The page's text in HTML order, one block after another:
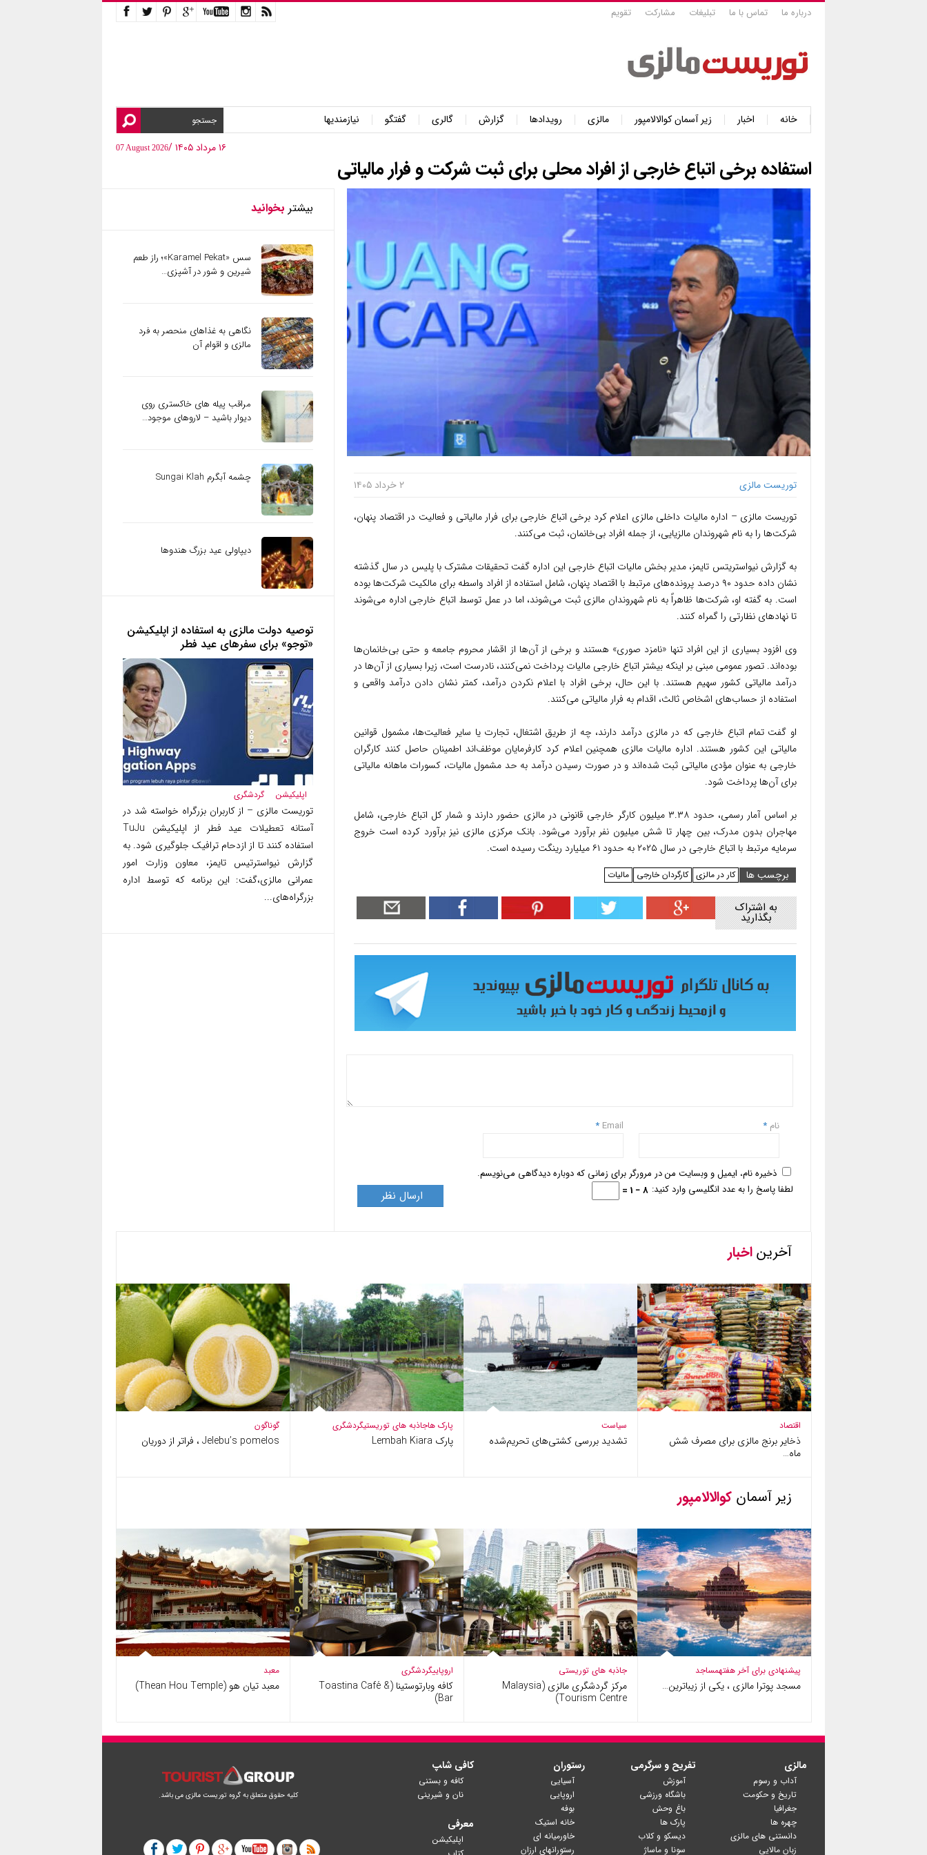
درباره ما تماس با ما تبلیغات مشارکت تقویم
خانه اخبار زیر آسمان کوالالامپور مالزی رویدادها گزارش گالری گفتگو
نیازمندیها
۱۶ مرداد ۱۴۰۵ /
07 August 2026
استفاده برخی اتباع خارجی از افراد محلی برای ثبت شرکت و فرار مالیاتی
توریست مالزی ۲ خرداد ۱۴۰۵
توریست مالزی – اداره مالیات داخلی مالزی اعلام کرد برخی اتباع خارجی برای فرار مالیاتی و فعالیت در اقتصاد پنهان،
شرکت‌ها را به نام شهروندان مالزیایی، از جمله افراد بی‌خانمان، ثبت می‌کنند.
به گزارش نیواستریتس تایمز، مدیر بخش مالیات اتباع خارجی این اداره گفت تحقیقات مشترک با پلیس در سال گذشته
نشان داده حدود ۹۰ درصد پرونده‌های مرتبط با اقتصاد پنهان، شامل استفاده از افراد واسطه برای مالکیت شرکت‌ها بوده
است. به گفته او، شرکت‌ها ظاهراً به نام شهروندان مالزی ثبت می‌شوند، اما در عمل توسط اتباع خارجی اداره می‌شوند
تا نهادهای نظارتی را گمراه کنند.
وی افزود بسیاری از این افراد تنها «نامزد صوری» هستند و برخی از آن‌ها از اقشار محروم جامعه و حتی بی‌خانمان‌ها
بوده‌اند. تصور عمومی مبنی بر اینکه بیشتر اتباع خارجی مالیات پرداخت نمی‌کنند، نادرست است، زیرا بسیاری از آن‌ها در
درآمد مالیاتی کشور سهیم هستند. با این حال، برخی افراد با اعلام نکردن درآمد، کمتر نشان دادن درآمد واقعی و
استفاده از حساب‌های اشخاص ثالث، اقدام به فرار مالیاتی می‌کنند.
او گفت تمام اتباع خارجی که در مالزی درآمد دارند، چه از طریق اشتغال، تجارت یا سایر فعالیت‌ها، مشمول قوانین
مالیاتی این کشور هستند. اداره مالیات مالزی همچنین اعلام کرد کارفرمایان موظف‌اند اطمینان حاصل کنند کارگران
خارجی به عنوان مؤدی مالیاتی ثبت شده‌اند و در صورت رسیدن درآمد به حد مشمول مالیات، کسورات ماهانه مالیاتی
برای آن‌ها پرداخت شود.
بر اساس آمار رسمی، حدود ۳.۳۸ میلیون کارگر خارجی قانونی در مالزی حضور دارند و شمار کل اتباع خارجی، شامل
مهاجران بدون مدرک، بین چهار تا شش میلیون نفر برآورد می‌شود. بانک مرکزی مالزی نیز برآورد کرده است خروج
سرمایه مرتبط با اتباع خارجی در سال ۲۰۲۵ به حدود ۶۱ میلیارد رینگت رسیده است.
برچسب ها
کار در مالزی کارگردان خارجی مالیات
به اشتراک
بگذارید
نام *
Email
*
ذخیره نام، ایمیل و وبسایت من در مرورگر برای زمانی که دوباره دیدگاهی می‌نویسم.
لطفا پاسخ را به عدد انگلیسی وارد کنید: 8 − 1 =
بیشتر بخوانید
سس «Karamel Pekat»؛ راز طعم
شیرین و شور در آشپزی…
نگاهی به غذاهای منحصر به فرد
مالزی و اقوام آن
مراقب پیله های خاکستری روی
دیوار باشید – لاروهای موجود…
چشمه آبگرم Sungai Klah
دیپاولی عید بزرگ هندوها
توصیه دولت مالزی به استفاده از اپلیکیشن
«تو‌جو» برای سفرهای عید فطر
اپلیکیشن گردشگری
توریست مالزی – از کاربران بزرگراه‌ خواسته شد در
آستانه تعطیلات عید فطر از اپلیکیشن TuJu
استفاده کنند تا از ازدحام ترافیک جلوگیری شود. به
گزارش نیواسترتیس تایمز، معاون وزارت امور
عمرانی مالزی،گفت: این برنامه که توسط اداره
بزرگراه‌های...
آخریناخبار
اقتصاد
ذخایر برنج مالزی برای مصرف شش
ماه…
سیاست
تشدید بررسی کشتی‌های تحریم‌شده
پارک هاجاذبه های توریستیگردشگری
پارک Lembah Kiara
گوناگون
Jelebu’s pomelos ، فراتر از دوریان
زیر آسمان کوالالامپور
پیشنهادی برای آخر هفتهمساجد
مسجد پوترا مالزی ، یکی از زیباترین…
جاذبه های توریستی
مرکز گردشگری مالزی (Malaysia
Tourism Centre)
اروپاییگردشگری
کافه وبارتوستینا (Toastina Café &
Bar)
معبد
معبد تیان هو (Thean Hou Temple)
مالزی
آداب و رسوم
تاریخ و حکومت
جغرافیا
چهره ها
دانستنی های مالزی
زبان مالایی
تفریح و سرگرمی
آموزش
باشگاه ورزشی
باغ وحش
پارک ها
دیسکو و کلاب
سونا و ماساژ
رستوران
آسیایی
اروپایی
بوفه
خانه استیک
خاورمیانه ای
رستورانهای ارزان
کافی شا‍پ
کافه و بستنی
نان و شیرینی
معرفی
اپلیکیشن
کلیه حقوق متعلق به گروه توریست مالزی می باشد.